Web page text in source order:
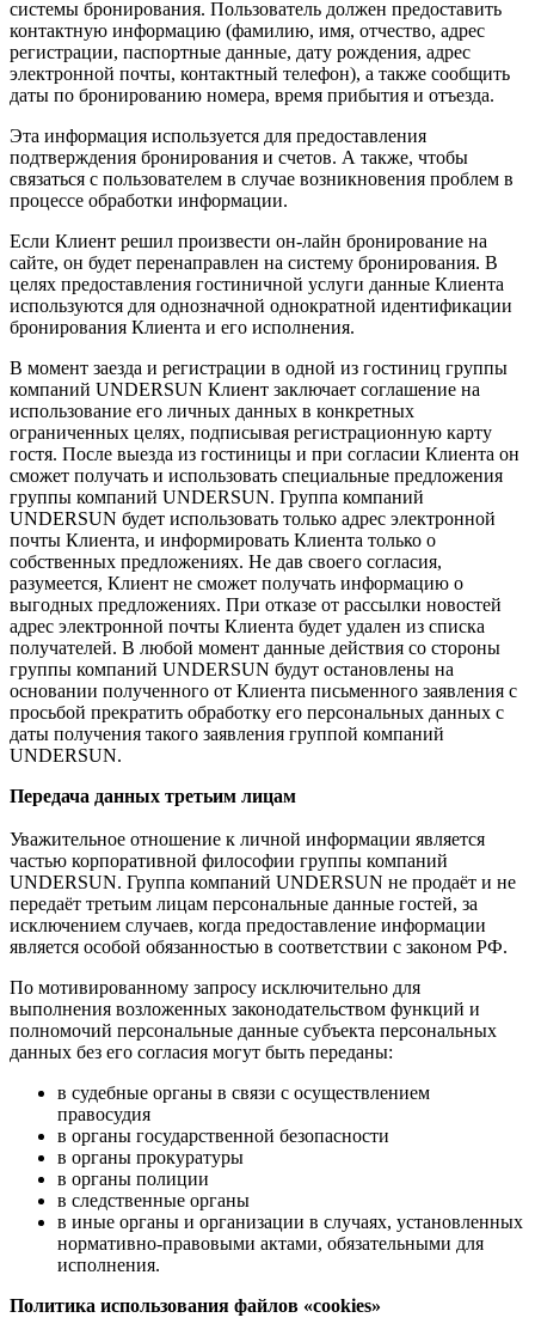
системы бронирования. Пользователь должен предоставить
контактную информацию (фамилию, имя, отчество, адрес
регистрации, паспортные данные, дату рождения, адрес
электронной почты, контактный телефон), а также сообщить
даты по бронированию номера, время прибытия и отъезда.
Эта информация используется для предоставления
подтверждения бронирования и счетов. А также, чтобы
связаться с пользователем в случае возникновения проблем в
процессе обработки информации.
Если Клиент решил произвести он-лайн бронирование на
сайте, он будет перенаправлен на систему бронирования. В
целях предоставления гостиничной услуги данные Клиента
используются для однозначной однократной идентификации
бронирования Клиента и его исполнения.
В момент заезда и регистрации в одной из гостиниц группы
компаний UNDERSUN Клиент заключает соглашение на
использование его личных данных в конкретных
ограниченных целях, подписывая регистрационную карту
гостя. После выезда из гостиницы и при согласии Клиента он
сможет получать и использовать специальные предложения
группы компаний UNDERSUN. Группа компаний
UNDERSUN будет использовать только адрес электронной
почты Клиента, и информировать Клиента только о
собственных предложениях. Не дав своего согласия,
разумеется, Клиент не сможет получать информацию о
выгодных предложениях. При отказе от рассылки новостей
адрес электронной почты Клиента будет удален из списка
получателей. В любой момент данные действия со стороны
группы компаний UNDERSUN будут остановлены на
основании полученного от Клиента письменного заявления с
просьбой прекратить обработку его персональных данных с
даты получения такого заявления группой компаний
UNDERSUN.
Передача данных третьим лицам
Уважительное отношение к личной информации является
частью корпоративной философии группы компаний
UNDERSUN. Группа компаний UNDERSUN не продаёт и не
передаёт третьим лицам персональные данные гостей, за
исключением случаев, когда предоставление информации
является особой обязанностью в соответствии с законом РФ.
По мотивированному запросу исключительно для
выполнения возложенных законодательством функций и
полномочий персональные данные субъекта персональных
данных без его согласия могут быть переданы:
в судебные органы в связи с осуществлением
правосудия
в органы государственной безопасности
в органы прокуратуры
в органы полиции
в следственные органы
в иные органы и организации в случаях, установленных
нормативно-правовыми актами, обязательными для
исполнения.
Политика использования файлов «cookies»